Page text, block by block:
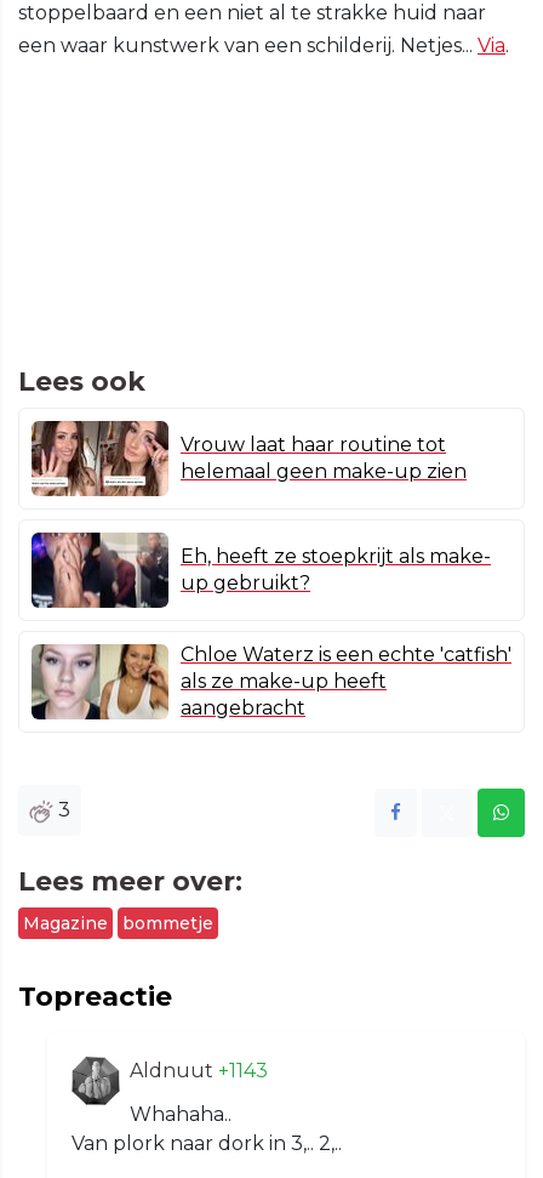
stoppelbaard en een niet al te strakke huid naar
een waar kunstwerk van een schilderij. Netjes... Via.
Lees ook
Vrouw laat haar routine tot
helemaal geen make-up zien
Eh, heeft ze stoepkrijt als make-
up gebruikt?
Chloe Waterz is een echte 'catfish'
als ze make-up heeft
aangebracht
3
Lees meer over:
Magazine bommetje
Topreactie
Aldnuut +1143
Whahaha..
Van plork naar dork in 3,.. 2,..